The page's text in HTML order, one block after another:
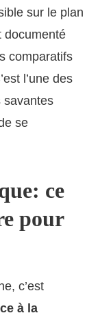
sur le plan
documenté
comparatifs
l’une des
savantes
se
ce
pour
c’est
à la